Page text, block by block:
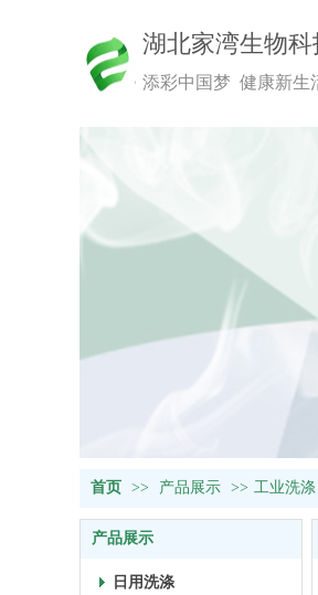
湖北家湾生物科
添彩中国梦 健康新生
首页 >> 产品展示 >> 工业洗涤
产品展示
日用洗涤